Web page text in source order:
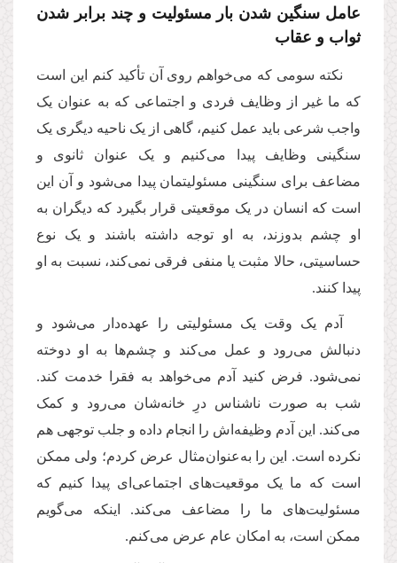
عامل سنگین شدن بار مسئولیت و چند برابر شدن
ثواب و عقاب
نکته سومی که می‌خواهم روی آن تأکید کنم این است
که ما غیر از وظایف فردی و اجتماعی که به عنوان یک
واجب شرعی باید عمل کنیم، گاهی از یک ناحیه‌ دیگری یک
سنگینی وظایف پیدا می‌کنیم و یک عنوان ثانوی و
مضاعف برای سنگینی مسئولیتمان پیدا می‌شود و آن این
است که انسان در یک موقعیتی قرار بگیرد که دیگران به
او چشم بدوزند، به او توجه داشته باشند و یک نوع
حساسیتی، حالا مثبت یا منفی فرقی نمی‌کند، نسبت به او
پیدا کنند.
آدم یک وقت یک مسئولیتی را عهده‌دار می‌شود و
دنبالش می‌رود و عمل می‌کند و چشم‌ها به او دوخته
نمی‌شود. فرض کنید آدم می‌خواهد به فقرا خدمت کند.
شب به صورت ناشناس درِ خانه‌شان می‌رود و کمک
می‌کند. این آدم وظیفه‌اش را انجام داده و جلب توجهی هم
نکرده است. این را به‌عنوان‌مثال عرض کردم؛ ولی ممکن
است که ما یک موقعیت‌های اجتماعی‌ای پیدا کنیم که
مسئولیت‌های ما را مضاعف می‌کند. اینکه می‌گویم
ممکن است، به امکان عام عرض می‌کنم.